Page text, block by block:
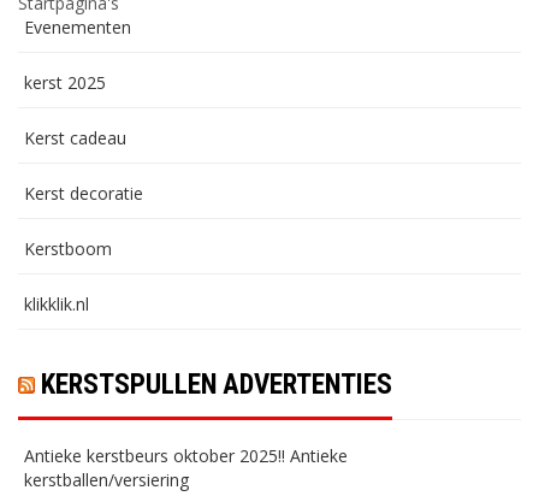
Evenementen
kerst 2025
Kerst cadeau
Kerst decoratie
Kerstboom
klikklik.nl
KERSTSPULLEN ADVERTENTIES
Antieke kerstbeurs oktober 2025!! Antieke
kerstballen/versiering